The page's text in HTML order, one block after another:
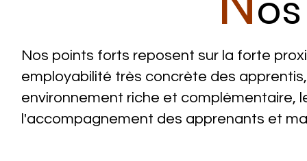
Nos points forts reposent sur la forte
employabilité très concrète des
environnement riche et complémentaire,
l'accompagnement des apprenants et